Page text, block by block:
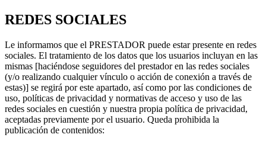
REDES SOCIALES
Le informamos que el PRESTADOR puede estar presente en redes
sociales. El tratamiento de los datos que los usuarios incluyan en las
mismas [haciéndose seguidores del prestador en las redes sociales
(y/o realizando cualquier vínculo o acción de conexión a través de
estas)] se regirá por este apartado, así como por las condiciones de
uso, políticas de privacidad y normativas de acceso y uso de las
redes sociales en cuestión y nuestra propia política de privacidad,
aceptadas previamente por el usuario. Queda prohibida la
publicación de contenidos: